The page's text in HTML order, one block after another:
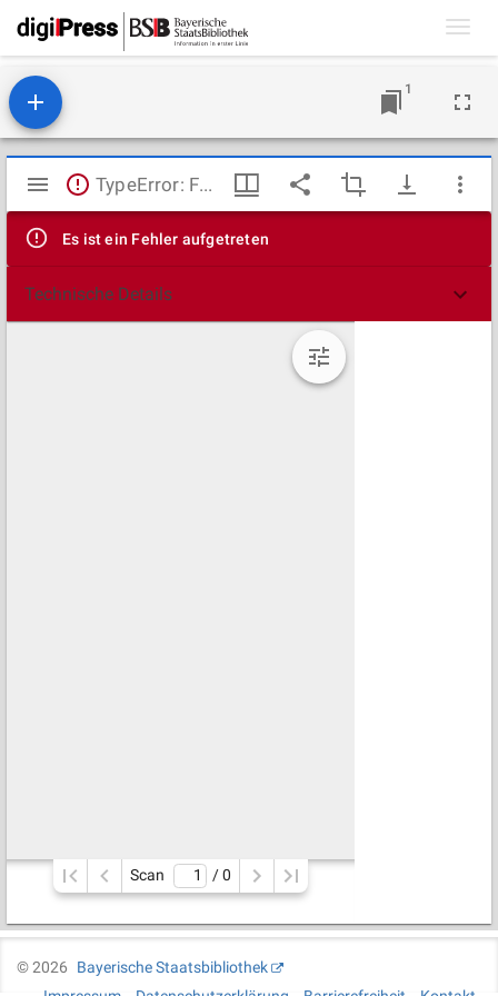
1
Mirador
Viewer
TypeError: Failed to fetch
Es ist ein Fehler aufgetreten
Technische Details
Scan / 0
©2026
Bayerische Staatsbibliothek